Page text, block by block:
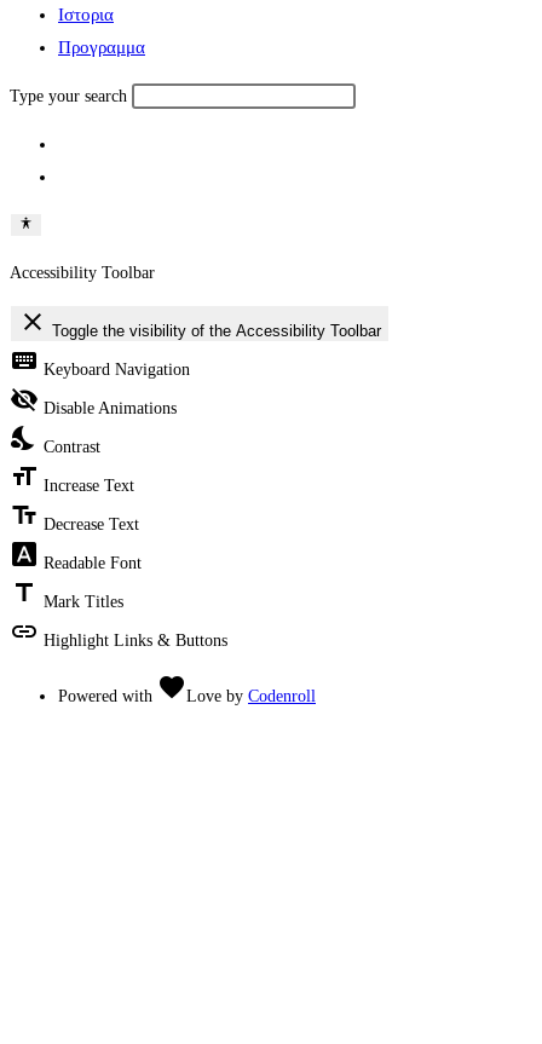
Ιστορια
Πρoγραμμα
Type your search
Accessibility Toolbar
close Toggle the visibility of the Accessibility Toolbar
keyboard Keyboard Navigation
visibility_off Disable Animations
nights_stay Contrast
format_size Increase Text
text_fields Decrease Text
font_download Readable Font
title Mark Titles
link Highlight Links & Buttons
Powered with favoriteLove by Codenroll